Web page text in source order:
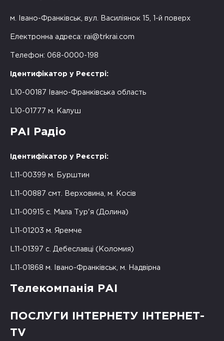
м. Івано-Франківськ, вул. Василіянок 15, 1-й поверх
Електронна адреса: rai@trkrai.com
Телефон: 068-0000-198
Ідентифікатор у Реєстрі:
L10-00187 Івано-Франківська область
L10-01777 м. Калуш
РАІ Радіо
Ідентифікатор у Реєстрі:
L11-00399 м. Бурштин
L11-00887 смт. Верховина, м. Косів
L11-00915 с. Мала Тур'я (Долина)
L11-01203 м. Яремче
L11-01397 с. Дебеславці (Коломия)
L11-01868 м. Івано-Франківськ, м. Надвірна
Телекомпанія РАІ
ПОСЛУГИ ІНТЕРНЕТУ ІНТЕРНЕТ-
TV